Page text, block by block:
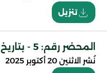
تنزيل
المحضر رقم: 5 - بتاريخ: 20/10/2025
نُشر الاثنين 20 أكتوبر 2025